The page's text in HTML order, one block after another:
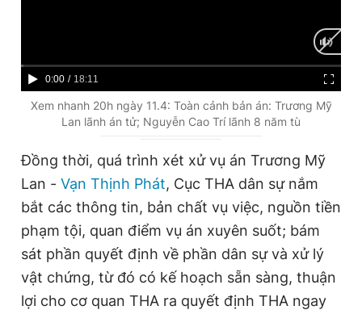
C
u
m
0:00 / D
u
r
o
18:11
Xem nhanh 20h ngày 11.4: Toàn cảnh bản án: Trương Mỹ
Lan lãnh án tử; Nguyễn Cao Trí lãnh 8 năm tù
Đồng thời, quá trình xét xử vụ án Trương Mỹ
Lan - Vạn Thịnh Phát, Cục THA dân sự nắm
bắt các thông tin, bản chất vụ việc, nguồn tiền
phạm tội, quan điểm vụ án xuyên suốt; bám
sát phần quyết định về phần dân sự và xử lý
vật chứng, từ đó có kế hoạch sẵn sàng, thuận
lợi cho cơ quan THA ra quyết định THA ngay